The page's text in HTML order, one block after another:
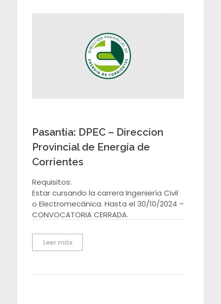
Pasantía: DPEC – Direccion
Provincial de Energía de
Corrientes
Requisitos:
Estar cursando la carrera Ingeniería Civil
o Electromecánica. Hasta el 30/10/2024 –
CONVOCATORIA CERRADA.
Leer más